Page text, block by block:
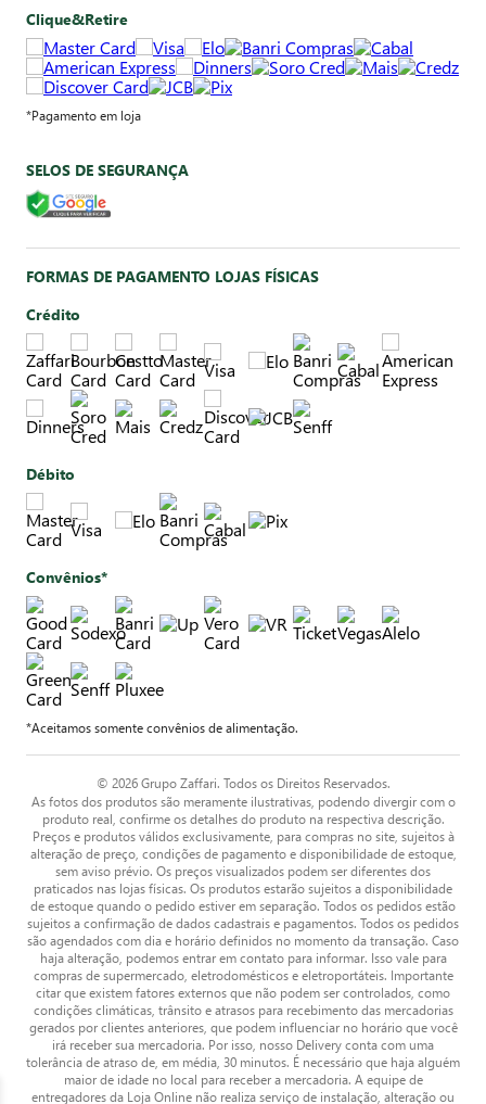
Clique&Retire
*Pagamento em loja
SELOS DE SEGURANÇA
FORMAS DE PAGAMENTO LOJAS FÍSICAS
Crédito
Débito
Convênios*
*Aceitamos somente convênios de alimentação.
© 2026 Grupo Zaffari. Todos os Direitos Reservados.
As fotos dos produtos são meramente ilustrativas, podendo divergir com o
produto real, confirme os detalhes do produto na respectiva descrição.
Preços e produtos válidos exclusivamente, para compras no site, sujeitos à
alteração de preço, condições de pagamento e disponibilidade de estoque,
sem aviso prévio. Os preços visualizados podem ser diferentes dos
praticados nas lojas físicas. Os produtos estarão sujeitos a disponibilidade
de estoque quando o pedido estiver em separação. Todos os pedidos estão
sujeitos a confirmação de dados cadastrais e pagamentos. Todos os pedidos
são agendados com dia e horário definidos no momento da transação. Caso
haja alteração, podemos entrar em contato para informar. Isso vale para
compras de supermercado, eletrodomésticos e eletroportáteis. Importante
citar que existem fatores externos que não podem ser controlados, como
condições climáticas, trânsito e atrasos para recebimento das mercadorias
gerados por clientes anteriores, que podem influenciar no horário que você
irá receber sua mercadoria. Por isso, nosso Delivery conta com uma
tolerância de atraso de, em média, 30 minutos. É necessário que haja alguém
maior de idade no local para receber a mercadoria. A equipe de
entregadores da Loja Online não realiza serviço de instalação, alteração ou